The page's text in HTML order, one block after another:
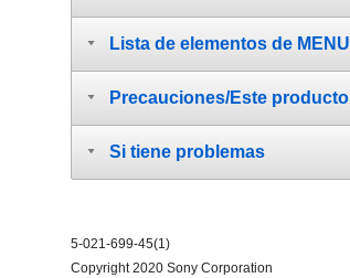
Lista de elementos de MENU
Precauciones/Este producto
Si tiene problemas
5-021-699-45(1)
Copyright 2020 Sony Corporation